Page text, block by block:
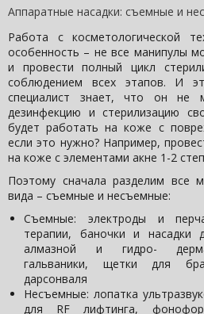
Аппаратные насадки: съемные и
Работа с косметологической
особенность – не все манипулы
и провести полный цикл
соблюдением всех этапов. И
специалист знает, что он не
дезинфекцию и стерилизацию
будет работать на коже с
если это нужно? Например,
на коже с элементами акне 1-2
Поэтому сначала разделим все
вида – съемные и несъемные:
Съемные: электроды и
терапии, баночки и насадки
алмазной и гидро-
гальваники, щетки для
дарсонваля
Несъемные: лопатка
для RF лифтинга,